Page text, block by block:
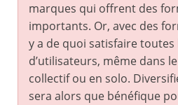
marques qui offrent des
importants. Or, avec des
y a de quoi satisfaire toutes
d’utilisateurs, même dans
collectif ou en solo.
sera alors que bénéfique